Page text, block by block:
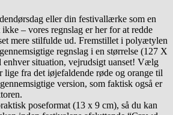
eller din festivallærke som en
– vores regnslag er her for at redde
mere stilfulde ud. Fremstillet i polyætylen
regnslag i en størrelse (127 X
enhver situation, vejrudsigt uanset! Vælg
lige fra det iøjefaldende røde og orange til
version, som faktisk også er
poseformat (13 x 9 cm), så du kan